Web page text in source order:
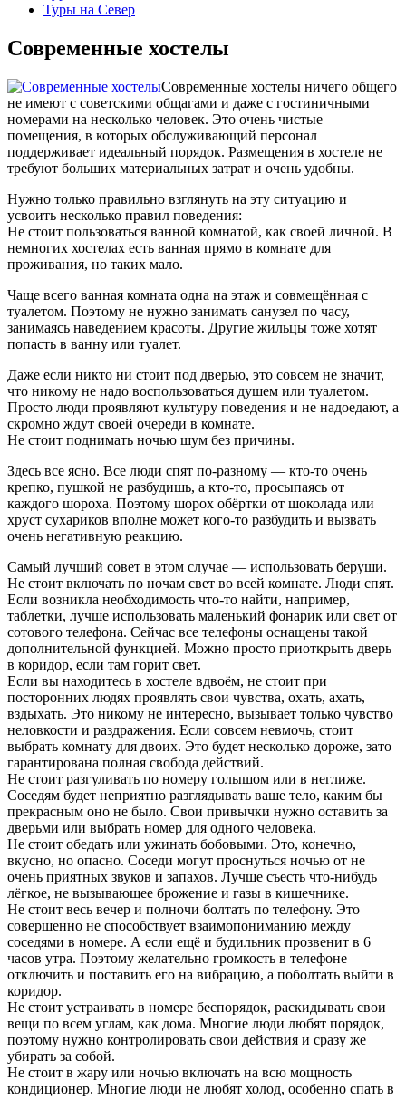
Туры на Север
Современные хостелы
Современные хостелы ничего общего
не имеют с советскими общагами и даже с гостиничными
номерами на несколько человек. Это очень чистые
помещения, в которых обслуживающий персонал
поддерживает идеальный порядок. Размещения в хостеле не
требуют больших материальных затрат и очень удобны.
Нужно только правильно взглянуть на эту ситуацию и
усвоить несколько правил поведения:
Не стоит пользоваться ванной комнатой, как своей личной. В
немногих хостелах есть ванная прямо в комнате для
проживания, но таких мало.
Чаще всего ванная комната одна на этаж и совмещённая с
туалетом. Поэтому не нужно занимать санузел по часу,
занимаясь наведением красоты. Другие жильцы тоже хотят
попасть в ванну или туалет.
Даже если никто ни стоит под дверью, это совсем не значит,
что никому не надо воспользоваться душем или туалетом.
Просто люди проявляют культуру поведения и не надоедают, а
скромно ждут своей очереди в комнате.
Не стоит поднимать ночью шум без причины.
Здесь все ясно. Все люди спят по-разному — кто-то очень
крепко, пушкой не разбудишь, а кто-то, просыпаясь от
каждого шороха. Поэтому шорох обёртки от шоколада или
хруст сухариков вполне может кого-то разбудить и вызвать
очень негативную реакцию.
Самый лучший совет в этом случае — использовать беруши.
Не стоит включать по ночам свет во всей комнате. Люди спят.
Если возникла необходимость что-то найти, например,
таблетки, лучше использовать маленький фонарик или свет от
сотового телефона. Сейчас все телефоны оснащены такой
дополнительной функцией. Можно просто приоткрыть дверь
в коридор, если там горит свет.
Если вы находитесь в хостеле вдвоём, не стоит при
посторонних людях проявлять свои чувства, охать, ахать,
вздыхать. Это никому не интересно, вызывает только чувство
неловкости и раздражения. Если совсем невмочь, стоит
выбрать комнату для двоих. Это будет несколько дороже, зато
гарантирована полная свобода действий.
Не стоит разгуливать по номеру голышом или в неглиже.
Соседям будет неприятно разглядывать ваше тело, каким бы
прекрасным оно не было. Свои привычки нужно оставить за
дверьми или выбрать номер для одного человека.
Не стоит обедать или ужинать бобовыми. Это, конечно,
вкусно, но опасно. Соседи могут проснуться ночью от не
очень приятных звуков и запахов. Лучше съесть что-нибудь
лёгкое, не вызывающее брожение и газы в кишечнике.
Не стоит весь вечер и полночи болтать по телефону. Это
совершенно не способствует взаимопониманию между
соседями в номере. А если ещё и будильник прозвенит в 6
часов утра. Поэтому желательно громкость в телефоне
отключить и поставить его на вибрацию, а поболтать выйти в
коридор.
Не стоит устраивать в номере беспорядок, раскидывать свои
вещи по всем углам, как дома. Многие люди любят порядок,
поэтому нужно контролировать свои действия и сразу же
убирать за собой.
Не стоит в жару или ночью включать на всю мощность
кондиционер. Многие люди не любят холод, особенно спать в